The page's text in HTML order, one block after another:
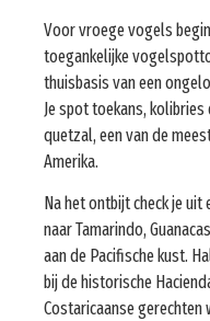
Voor vroege vogels
toegankelijke
thuisbasis van een
Je spot toekans,
quetzal, een van de
Amerika.
Na het ontbijt check je
naar Tamarindo,
aan de Pacifische kust.
bij de historische
Costaricaanse gerechten